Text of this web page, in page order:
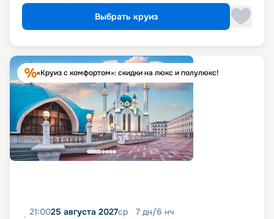
Выбрать круиз
«Круиз с комфортом»: скидки на люкс и полулюкс!
21:0025 августа 2027ср 7 дн/6 нч